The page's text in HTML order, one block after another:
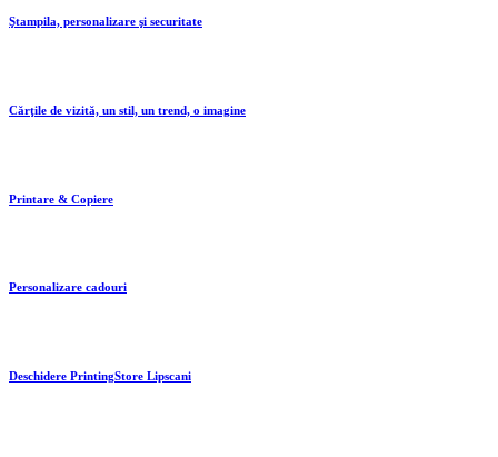
Ştampila, personalizare şi securitate
Cărţile de vizită, un stil, un trend, o imagine
Printare & Copiere
Personalizare cadouri
Deschidere PrintingStore Lipscani